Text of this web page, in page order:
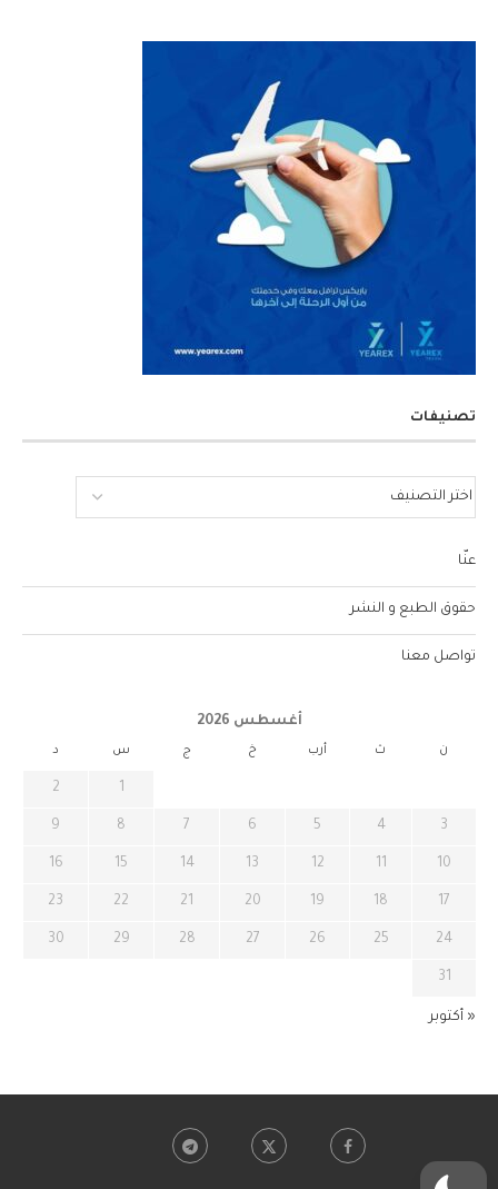
تصنيفات
عنّا
حقوق الطبع و النشر
تواصل معنا
أغسطس 2026
ن ث أرب خ ج س د
1
2
3
4
5
6
7
8
9
10
11
12
13
14
15
16
17
18
19
20
21
22
23
24
25
26
27
28
29
30
31
« أكتوبر